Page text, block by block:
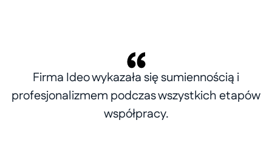
Firma Ideo wykazała się sumiennością i
profesjonalizmem podczas wszystkich etapów
współpracy.